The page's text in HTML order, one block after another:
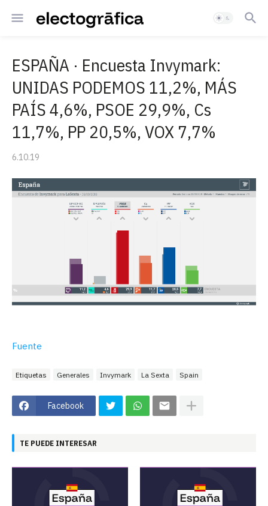
ESPAÑA · Encuesta Invymark:
UNIDAS PODEMOS 11,2%, MÁS
PAÍS 4,6%, PSOE 29,9%, Cs
11,7%, PP 20,5%, VOX 7,7%
6.10.19
Fuente
Etiquetas Generales Invymark La Sexta Spain
Facebook
TE PUEDE INTERESAR